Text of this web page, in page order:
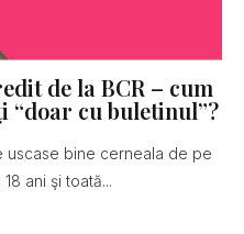
de la BCR – cum
“doar cu buletinul”?
uscase bine cerneala de pe
ani şi toată...